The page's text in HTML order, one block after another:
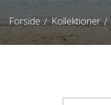
Forside Kollektioner